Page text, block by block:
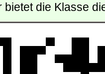
bietet die Klasse